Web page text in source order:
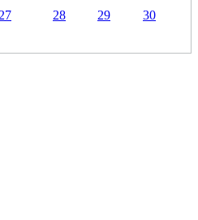
27 28 29
30